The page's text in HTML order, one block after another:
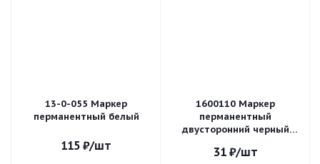
13-0-055 Маркер
перманентный белый
115 ₽/шт
1600110 Маркер
перманентный
двусторонний черный
31₽/шт